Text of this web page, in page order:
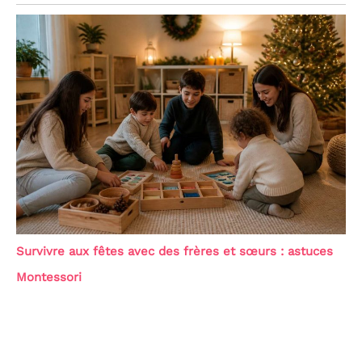
Survivre aux fêtes avec des frères et sœurs : astuces
Montessori